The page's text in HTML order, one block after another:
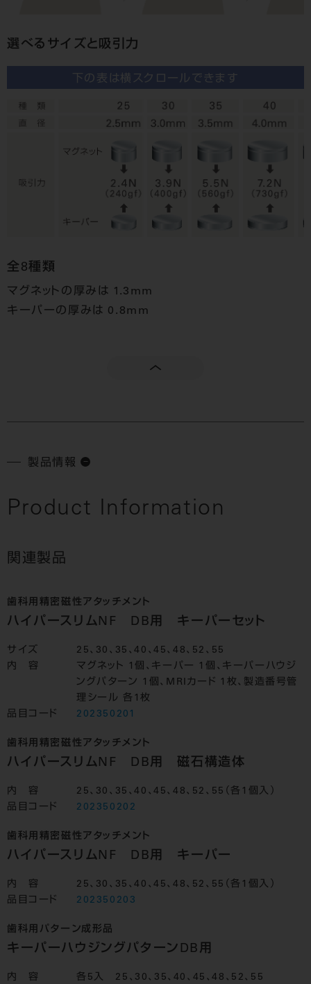
選べるサイズと吸引力
下の表は横スクロールできます
全8種類
マグネットの厚みは 1.3mm
キーパーの厚みは 0.8mm
製品情報
Product Information
関連製品
歯科用精密磁性アタッチメント
ハイパースリムNF DB用 キーパーセット
サイズ
25、30、35、40、45、48、52、55
内 容
マグネット 1個、キーパー 1個、キーパーハウジ
ングパターン 1個、MRIカード 1枚、製造番号管
理シール 各1枚
品目コード
202350201
歯科用精密磁性アタッチメント
ハイパースリムNF DB用 磁石構造体
内 容
25、30、35、40、45、48、52、55（各1個入）
品目コード
202350202
歯科用精密磁性アタッチメント
ハイパースリムNF DB用 キーパー
内 容
25、30、35、40、45、48、52、55（各1個入）
品目コード
202350203
歯科用パターン成形品
キーパーハウジングパターンDB用
内 容 各5入 25、30、35、40、45、48、52、55